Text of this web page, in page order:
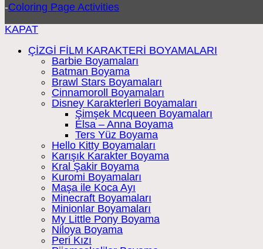
-Coloring Page Activities
KAPAT
ÇİZGİ FİLM KARAKTERİ BOYAMALARI
Barbie Boyamaları
Batman Boyama
Brawl Stars Boyamaları
Cinnamoroll Boyamaları
Disney Karakterleri Boyamaları
Şimşek Mcqueen Boyamaları
Elsa – Anna Boyama
Ters Yüz Boyama
Hello Kitty Boyamaları
Karışık Karakter Boyama
Kral Şakir Boyama
Kuromi Boyamaları
Maşa ile Koca Ayı
Minecraft Boyamaları
Minionlar Boyamaları
My Little Pony Boyama
Niloya Boyama
Peri Kızı